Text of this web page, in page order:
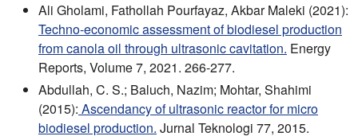
Ali Gholami, Fathollah Pourfayaz, Akbar Maleki (2021):
Techno-economic assessment of biodiesel production
from canola oil through ultrasonic cavitation. Energy
Reports, Volume 7, 2021. 266-277.
Abdullah, C. S.; Baluch, Nazim; Mohtar, Shahimi
(2015): Ascendancy of ultrasonic reactor for micro
biodiesel production. Jurnal Teknologi 77, 2015.